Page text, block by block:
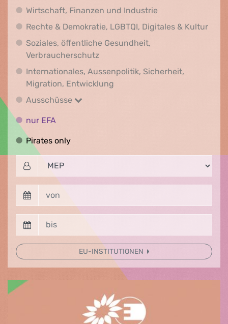
Wirtschaft, Finanzen und Industrie
Rechte & Demokratie, LGBTQI, Digitales & Kultur
Soziales, öffentliche Gesundheit,
VerbraucherschutzSoziales, öffentliche Gesundheit,
Internationales, Aussenpolitik, Sicherheit,
Migration, Entwicklung
Ausschüsse
Ausschüsse
nur EFA
Pirates onlyPirates only
EU-INSTITUTIONEN